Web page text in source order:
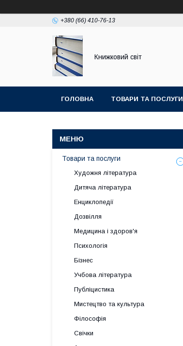
+380 (66) 410-76-13
Книжковий світ
ГОЛОВНА ТОВАРИ ТА ПОСЛУГИ
Товари та послуги
Художня література
Дитяча література
Енциклопедії
Дозвілля
Медицина і здоров'я
Психологія
Бізнес
Учбова література
Публіцистика
Мистецтво та культура
Філософія
Свічки